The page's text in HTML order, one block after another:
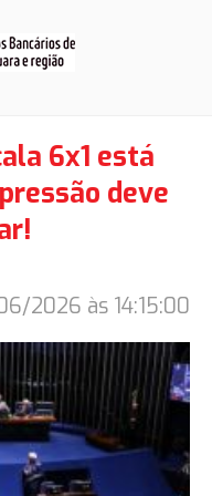
6x1 está
deve
2026 às 14:15:00